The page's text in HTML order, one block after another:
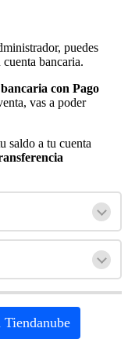
puedes
bancaria.
con Pago
vas a poder
saldo a tu cuenta